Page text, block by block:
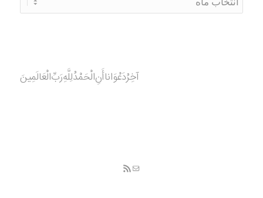
آخِرُدَعْوَانا‌أَنِ‌الْحَمْدُ‌‌‌لِلَّهِ‌رَبِّ‌الْعَالَمِينَ